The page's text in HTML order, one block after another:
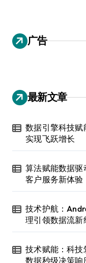
广告
最新文章
数据引擎科技
实现飞跃增长
算法赋能数据
客户服务新体验
技术护航：
理引领数据流新
技术赋能：科技
数据秒级决策响